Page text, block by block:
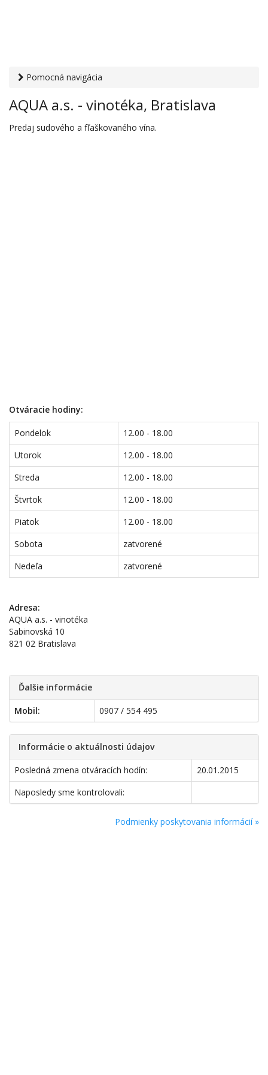
Pomocná navigácia
tabakové výrobky › AQUA a.s. - vinotéka, Bratislava
AQUA a.s. - vinotéka, Bratislava
Predaj sudového a fľaškovaného vína.
Otváracie hodiny:
Pondelok
12.00 - 18.00
Utorok
12.00 - 18.00
Streda
12.00 - 18.00
Štvrtok
12.00 - 18.00
Piatok
12.00 - 18.00
Sobota
zatvorené
Nedeľa
zatvorené
Adresa:
AQUA a.s. - vinotéka
Sabinovská 10
821 02 Bratislava
Ďalšie informácie
Mobil: 0907 / 554 495
Informácie o aktuálnosti údajov
Posledná zmena otváracích hodín:
20.01.2015
Naposledy sme kontrolovali:
Podmienky poskytovania informácií »